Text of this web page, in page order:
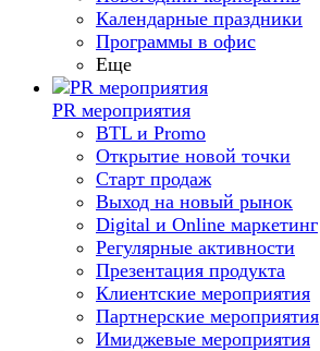
Календарные праздники
Программы в офис
Еще
PR мероприятия
BTL и Promo
Открытие новой точки
Старт продаж
Выход на новый рынок
Digital и Online маркетинг
Регулярные активности
Презентация продукта
Клиентские мероприятия
Партнерские мероприятия
Имиджевые мероприятия